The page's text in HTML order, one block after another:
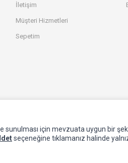
İletişim
Müşteri Hizmetleri
Sepetim
için mevzuata uygun bir
seçeneğine tıklamanız halinde